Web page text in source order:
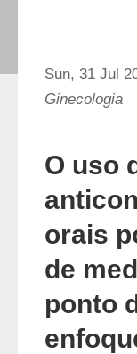
Sun, 31 Jul
Ginecologia
O uso
orais
de
ponto